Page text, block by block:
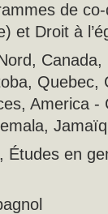
de
et Droit à
Quebec,
America -
Études en